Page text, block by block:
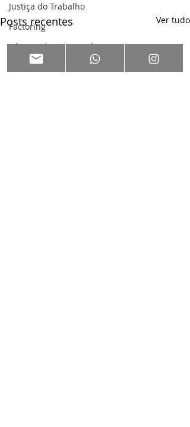
Justiça do Trabalho
Factoring
Câmara dos Deputados
Ministério da Fazenda
Posts recentes Ver tudo